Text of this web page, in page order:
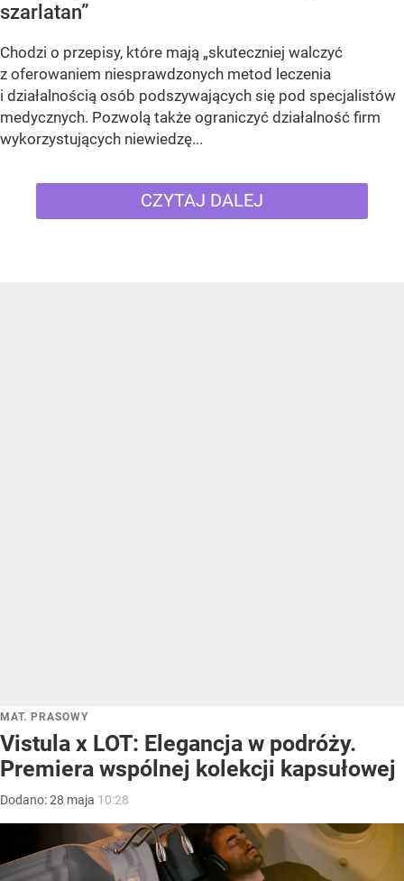
szarlatan”
Chodzi o przepisy, które mają „skuteczniej walczyć
z oferowaniem niesprawdzonych metod leczenia
i działalnością osób podszywających się pod specjalistów
medycznych. Pozwolą także ograniczyć działalność firm
wykorzystujących niewiedzę...
CZYTAJ DALEJ
MAT. PRASOWY
Vistula x LOT: Elegancja w podróży.
Premiera wspólnej kolekcji kapsułowej
Dodano:28 maja 10:28